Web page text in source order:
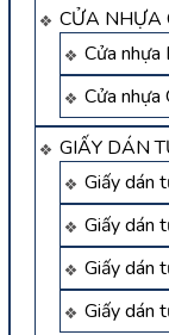
CỬA NHỰA
Cửa
Cửa nhựa
GIẤY DÁN
Giấy dán
Giấy dán
Giấy dán
Giấy dán